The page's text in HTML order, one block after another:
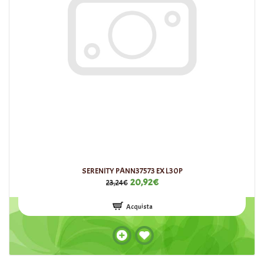
SERENITY PANN37573 EX L30P
23,24€ 20,92€
Acquista